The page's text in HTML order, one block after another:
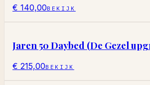
€ 140,00BEKIJK
Jaren 50 Daybed (De Gezel
€ 215,00BEKIJK